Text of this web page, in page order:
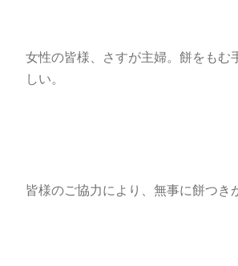
女性の皆様、さすが主婦。餅をもむ
しい。
皆様のご協力により、無事に餅つき